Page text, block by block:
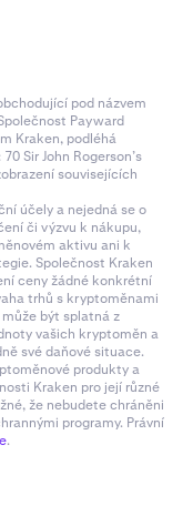
pod názvem
Payward
Kraken, podléhá
Sir John Rogerson’s
souvisejících
účely a nejedná se o
či výzvu k nákupu,
aktivu ani k
Společnost Kraken
ceny žádné konkrétní
trhů s kryptoměnami
být splatná z
vašich kryptoměn a
své daňové situace.
produkty a
Kraken pro její různé
že nebudete chráněni
programy. Právní
.